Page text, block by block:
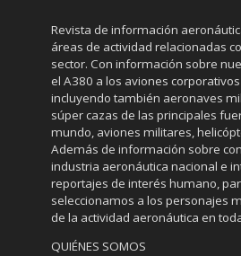
Revista de información
áreas de actividad relacionadas
sector. Con información sobre
el A380 a los aviones
incluyendo también aeronaves
súper cazas de las principales
mundo, aviones militares,
Además de información sobre
industria aeronáutica nacional e
reportajes de interés humano,
seleccionamos a los personajes
de la actividad aeronáutica en
QUIÉNES SOMOS